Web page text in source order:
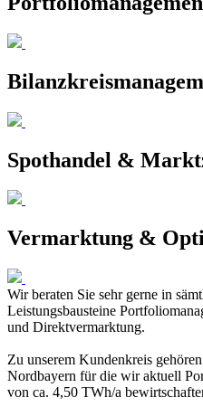
Spothandel &
Vermarktung &
Wir be­ra­ten Sie sehr ger­ne in
Leis­tungs­bau­stei­ne
und Di­rekt­ver­mark­tung.
Zu un­se­rem Kun­den­kreis
Nord­bay­ern für die wir ak­tu­ell
von ca. 4,50 TWh/a